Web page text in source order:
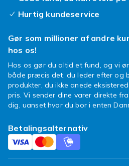
bedømmelseskriterier og
Pindehestleg stimulerer
koordination og
barnet løber og hopper
Kombinér gerne med
for en fuld aktiv udedag
bevægelse.
Pindeheste er populære
interesserede i heste og
pindehest, der er
holdbar konstruktion uden
Hurtig kundeservice
Gør som millioner af andre
hos os!
Hos os gør du altid et fund, og vi
både præcis det, du leder efter og
produkter, du ikke anede
pris. Vi sender dine varer direkte
dig, uanset hvor du bor i enten
Betalingsalternativ